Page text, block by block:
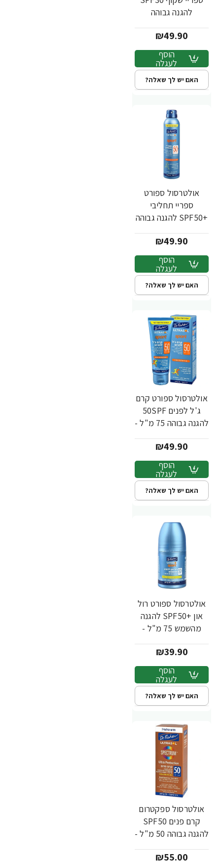
להגנה גבוהה
מ"ל - ד"ר פישר
₪49.90
הוסף
לעגלה
האם יש לך שאלה?
אולטרסול ספורט
ספריי תחליבי
+SPF50 להגנה גבוהה
₪49.90
הוסף
לעגלה
האם יש לך שאלה?
אולטרסול ספורט קרם
ג'ל לפנים 50SPF
להגנה גבוהה 75 מ"ל -
₪49.90
הוסף
לעגלה
האם יש לך שאלה?
אולטרסול ספורט רול
און +SPF50 להגנה
מהשמש 75 מ"ל -
₪39.90
הוסף
לעגלה
האם יש לך שאלה?
אולטרסול ספקטרום
קרם פנים SPF50
להגנה גבוהה 50 מ"ל -
₪55.00